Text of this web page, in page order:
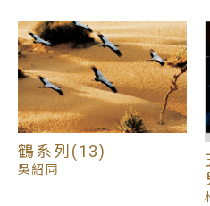
鶴系列(13)
吳紹同